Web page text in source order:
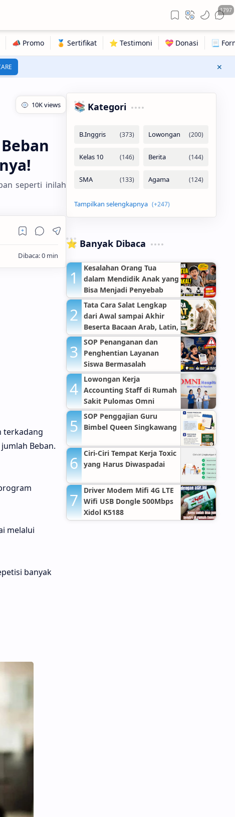
1797
seperti inilah
terkadang
Beban.
melalui
banyak
📚 Kategori
⭐ Banyak Dibaca
Kesalahan Orang Tua
dalam Mendidik Anak yang
Bisa Menjadi Penyebab
Anak Nakal
Tata Cara Salat Lengkap
dari Awal sampai Akhir
Beserta Bacaan Arab, Latin,
Arti, dan Dalil Sahih
SOP Penanganan dan
Penghentian Layanan
Siswa Bermasalah
Lowongan Kerja
Accounting Staff di Rumah
Sakit Pulomas Omni
Hospitals Jakarta Timur
SOP Penggajian Guru
Bimbel Queen Singkawang
Ciri-Ciri Tempat Kerja Toxic
yang Harus Diwaspadai
Driver Modem Mifi 4G LTE
Wifi USB Dongle 500Mbps
Xidol K5188